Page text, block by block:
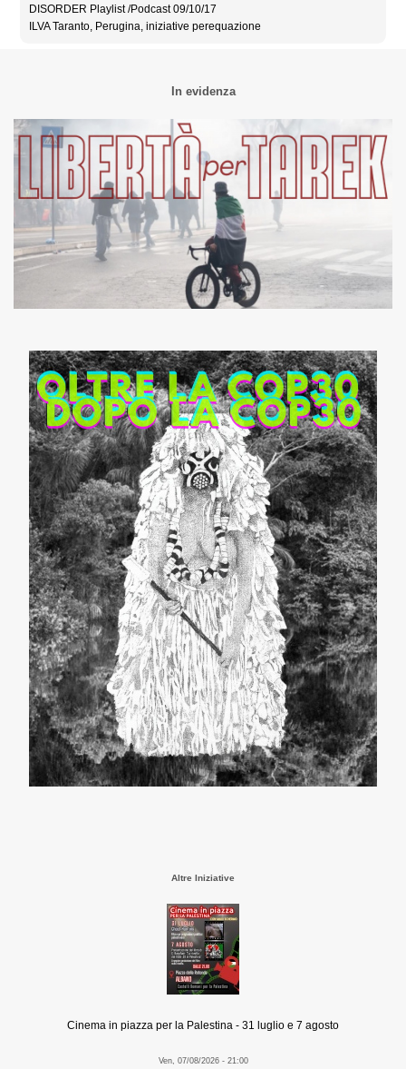
DISORDER Playlist /Podcast 09/10/17
ILVA Taranto, Perugina, iniziative perequazione
In evidenza
Altre Iniziative
Cinema in piazza per la Palestina - 31 luglio e 7 agosto
Ven, 07/08/2026 - 21:00